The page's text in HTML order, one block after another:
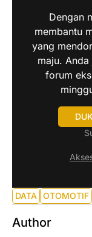
Dengan
membantu
yang
maju.
forum
DATA OTOMOTIF
Author